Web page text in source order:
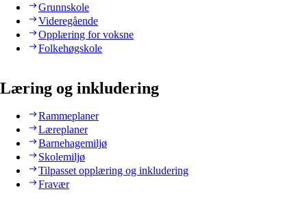
Grunnskole
Videregående
Opplæring for voksne
Folkehøgskole
Læring og inkludering
Rammeplaner
Læreplaner
Barnehagemiljø
Skolemiljø
Tilpasset opplæring og inkludering
Fravær